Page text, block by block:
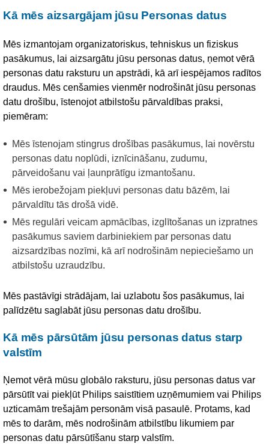
Kā mēs aizsargājam jūsu Personas datus
Mēs izmantojam organizatoriskus, tehniskus un fiziskus
pasākumus, lai aizsargātu jūsu personas datus, ņemot vērā
personas datu raksturu un apstrādi, kā arī iespējamos radītos
draudus. Mēs cenšamies vienmēr nodrošināt jūsu personas
datu drošību, īstenojot atbilstošu pārvaldības praksi,
piemēram:
Mēs īstenojam stingrus drošības pasākumus, lai novērstu
personas datu noplūdi, iznīcināšanu, zudumu,
pārveidošanu vai ļaunprātīgu izmantošanu.
Mēs ierobežojam piekļuvi personas datu bāzēm, lai
pārvaldītu tās drošā vidē.
Mēs regulāri veicam apmācības, izglītošanas un izpratnes
pasākumus saviem darbiniekiem par personas datu
aizsardzības nozīmi, kā arī nodrošinām nepieciešamo un
atbilstošu uzraudzību.
Mēs pastāvīgi strādājam, lai uzlabotu šos pasākumus, lai
palīdzētu saglabāt jūsu personas datu drošību.
Kā mēs pārsūtām jūsu personas datus starp
valstīm
Ņemot vērā mūsu globālo raksturu, jūsu personas datus var
pārsūtīt vai piekļūt Philips saistītiem uzņēmumiem vai Philips
uzticamām trešajām personām visā pasaulē. Protams, kad
mēs to darām, mēs nodrošinām atbilstību likumiem par
personas datu pārsūtīšanu starp valstīm.